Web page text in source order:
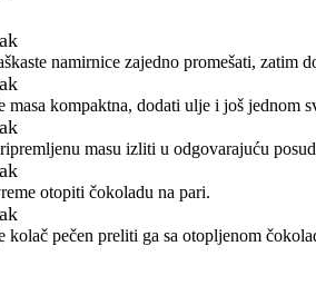
namirnice zajedno promešati, zatim
masa kompaktna, dodati ulje i još jednom
masu izliti u odgovarajuću
otopiti čokoladu na pari.
kolač pečen preliti ga sa otopljenom